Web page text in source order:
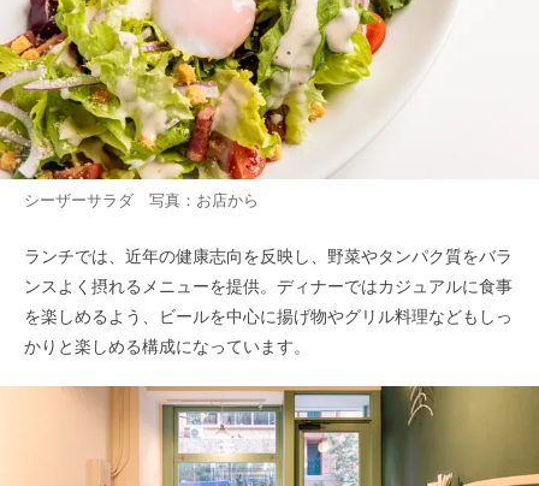
シーザーサラダ 写真：お店から
ランチでは、近年の健康志向を反映し、野菜やタンパク質をバラ
ンスよく摂れるメニューを提供。ディナーではカジュアルに食事
を楽しめるよう、ビールを中心に揚げ物やグリル料理などもしっ
かりと楽しめる構成になっています。